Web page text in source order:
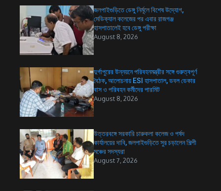
জলপাইগুড়িতে ডেঙ্গু নির্মূলে বিশেষ উদ্যোগ,
মেডিক্যাল কলেজের পর এবার রাজগঞ্জ
হাসপাতালেই হবে ডেঙ্গু পরীক্ষা
August 8, 2026
দুর্গাপুরের উন্নয়নে পরিবহনমন্ত্রীর সঙ্গে গুরুত্বপূর্ণ
বৈঠক, আলোচনায় ESI হাসপাতাল, ডবল ডেকার
বাস ও পরিবহন কর্মীদের পারমিট
August 8, 2026
উত্তরবঙ্গে সরকারি চারুকলা কলেজ ও পর্ষদ
কার্যালয়ের দাবি, জলপাইগুড়িতে সুর চড়ালেন শিল্পী
মঞ্চের সদস্যরা
August 7, 2026